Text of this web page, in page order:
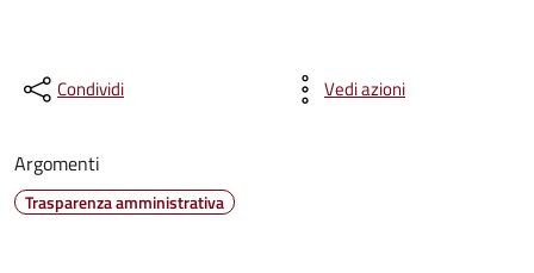
Condividi Vedi azioni
Argomenti
Trasparenza amministrativa